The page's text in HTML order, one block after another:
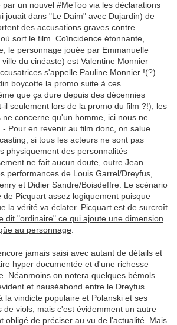
un nouvel #MeToo via les déclarations
jouait dans "Le Daim" avec Dujardin) de
des accusations graves contre
sort le film. Coïncidence étonnante,
le personnage jouée par Emmanuelle
du cinéaste) est Valentine Monnier
s'appelle Pauline Monnier !(?).
boycotte la promo suite à ces
que ça dure depuis des décennies
il seulement lors de la promo du film ?!), les
ne concerne qu'un homme, ici nous ne
Pour en revenir au film donc, on salue
si tous les acteurs ne sont pas
physiquement des personnalités
ne fait aucun doute, outre Jean
performances de Louis Garrel/Dreyfus,
et Didier Sandre/Boisdeffre. Le scénario
de Picquart assez logiquement puisque
la vérité va éclater. Picquart est de surcroît
dit "ordinaire" ce qui ajoute une dimension
au personnage
jamais saisi avec autant de détails et
hyper documentée et d'une richesse
Néanmoins on notera quelques bémols.
et nauséabond entre le Dreyfus
la vindicte populaire et Polanski et ses
de viols, mais c'est évidemment un autre
obligé de préciser au vu de l'actualité. Mais